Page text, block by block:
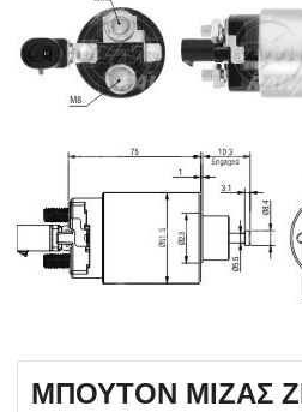
ΜΠΟΥΤΟΝ ΜΙΖΑΣ